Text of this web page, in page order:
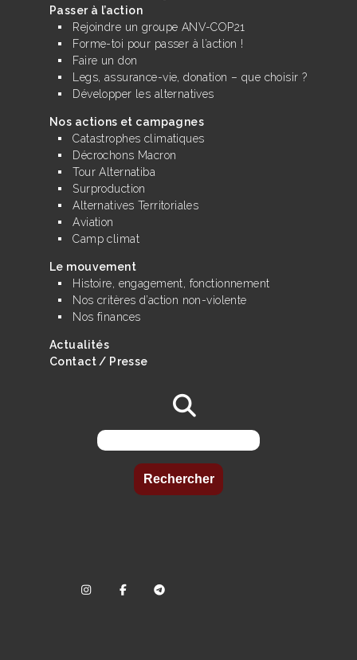
Rechercher :
Passer à l’action
Rejoindre un groupe ANV-COP21
Forme-toi pour passer à l’action !
Faire un don
Legs, assurance-vie, donation – que choisir ?
Développer les alternatives
Nos actions et campagnes
Catastrophes climatiques
Décrochons Macron
Tour Alternatiba
Surproduction
Alternatives Territoriales
Aviation
Camp climat
Le mouvement
Histoire, engagement, fonctionnement
Nos critères d’action non-violente
Nos finances
Actualités
Contact / Presse